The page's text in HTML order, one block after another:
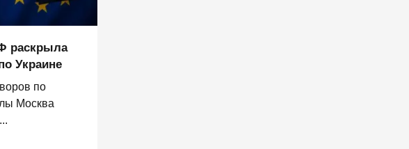
раскрыла
Украине
по
Москва